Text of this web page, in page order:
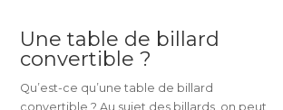
Une table de billard
convertible ?
Qu’est-ce qu’une table de billard
convertible ? Au sujet des billards, on peut